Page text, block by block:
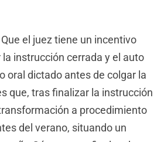
el juez tiene un incentivo
instrucción cerrada y el auto
oral dictado antes de colgar la
que, tras finalizar la instrucción
a procedimiento
del verano, situando un